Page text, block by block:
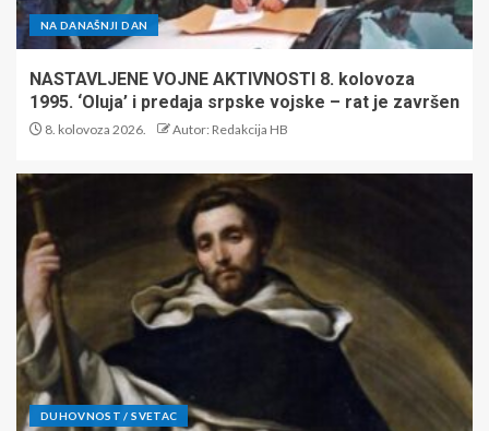
NA DANAŠNJI DAN
NASTAVLJENE VOJNE AKTIVNOSTI 8. kolovoza
1995. ‘Oluja’ i predaja srpske vojske – rat je završen
8. kolovoza 2026. Autor: Redakcija HB
DUHOVNOST / SVETAC